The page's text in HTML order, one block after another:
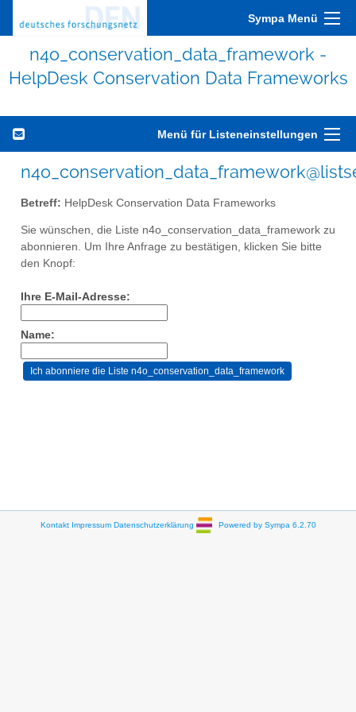
Sympa Menü
n4o_conservation_data_framework -
HelpDesk Conservation Data Frameworks
Menü für Listeneinstellungen
Betreff: HelpDesk Conservation Data Frameworks
Sie wünschen, die Liste n4o_conservation_data_framework zu
abonnieren. Um Ihre Anfrage zu bestätigen, klicken Sie bitte
den Knopf:
Ihre E-Mail-Adresse:
Name:
Kontakt Impressum Datenschutzerklärung Powered by Sympa 6.2.70